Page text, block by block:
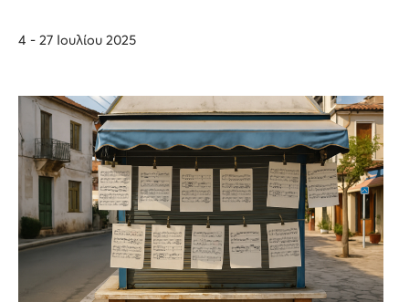
4 - 27 Ιουλίου 2025